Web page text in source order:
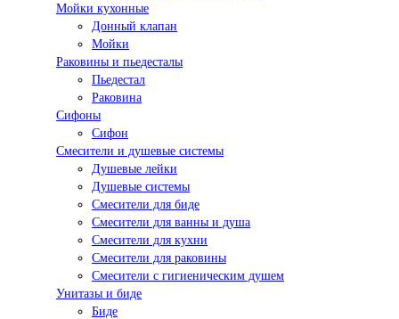
Мойки кухонные
Донный клапан
Мойки
Раковины и пьедесталы
Пьедестал
Раковина
Сифоны
Сифон
Смесители и душевые системы
Душевые лейки
Душевые системы
Смесители для биде
Смесители для ванны и душа
Смесители для кухни
Смесители для раковины
Смесители с гигиеническим душем
Унитазы и биде
Биде